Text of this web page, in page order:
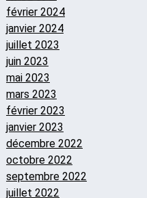
février 2024
janvier 2024
juillet 2023
juin 2023
mai 2023
mars 2023
février 2023
janvier 2023
décembre 2022
octobre 2022
septembre 2022
juillet 2022